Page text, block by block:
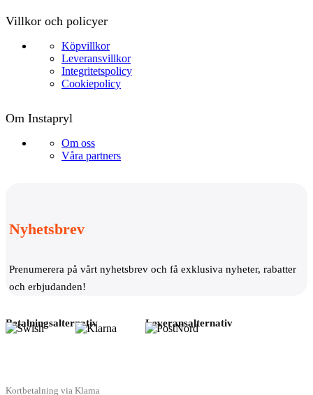
Villkor och policyer
Köpvillkor
Leveransvillkor
Integritetspolicy
Cookiepolicy
Om Instapryl
Om oss
Våra partners
Nyhetsbrev
Prenumerera på vårt nyhetsbrev och få exklusiva nyheter, rabatter
och erbjudanden!
Betalningsalternativ
Kortbetalning via Klarna
Leveransalternativ